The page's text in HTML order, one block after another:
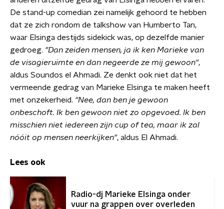
De stand-up comedian zei namelijk gehoord te hebben
dat ze zich rondom de talkshow van Humberto Tan,
waar Elsinga destijds sidekick was, op dezelfde manier
gedroeg. "Dan zeiden mensen, ja ik ken Marieke van
de visagieruimte en dan negeerde ze mij gewoon",
aldus Soundos el Ahmadi. Ze denkt ook niet dat het
vermeende gedrag van Marieke Elsinga te maken heeft
met onzekerheid. "Nee, dan ben je gewoon
onbeschoft. Ik ben gewoon niet zo opgevoed. Ik ben
misschien niet iedereen zijn cup of tea, maar ik zal
nóóit op mensen neerkijken", aldus El Ahmadi.
Lees ook
Radio-dj Marieke Elsinga onder
vuur na grappen over overleden